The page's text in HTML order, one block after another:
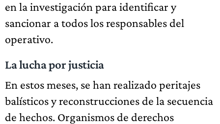
en la investigación para identificar y
sancionar a todos los responsables del
operativo.
La lucha por justicia
En estos meses, se han realizado peritajes
balísticos y reconstrucciones de la secuencia
de hechos. Organismos de derechos